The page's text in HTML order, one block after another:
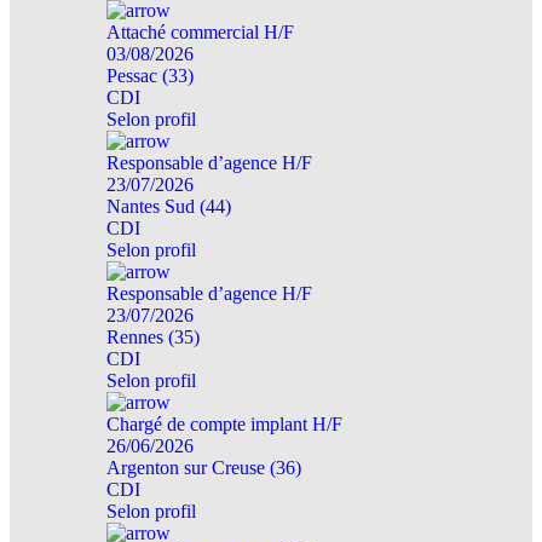
Attaché commercial H/F
03/08/2026
Pessac (33)
CDI
Selon profil
Responsable d’agence H/F
23/07/2026
Nantes Sud (44)
CDI
Selon profil
Responsable d’agence H/F
23/07/2026
Rennes (35)
CDI
Selon profil
Chargé de compte implant H/F
26/06/2026
Argenton sur Creuse (36)
CDI
Selon profil